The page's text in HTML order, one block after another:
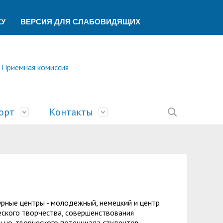
ВЕРСИЯ ДЛЯ СЛАБОВИДЯЩИХ
Приёмная комиссия
и финансового контроля
образования
и университеты»
Контакты
центры - молодежный, немецкий и центр
творчества, совершенствования